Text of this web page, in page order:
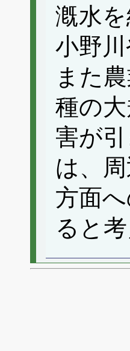
漑水
小野
また
種の
害が
は、
方面
ると